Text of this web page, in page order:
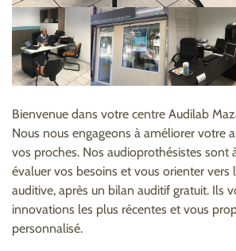
Bienvenue dans votre centre Audilab
Nous nous engageons à améliorer votre
vos proches. Nos audioprothésistes sont
évaluer vos besoins et vous orienter vers
auditive, après un bilan auditif gratuit. Ils
innovations les plus récentes et vous
personnalisé.